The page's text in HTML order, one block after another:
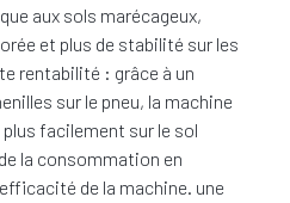
aux sols marécageux,
et plus de stabilité sur les
rentabilité : grâce à un
sur le pneu, la machine
facilement sur le sol
la consommation en
de la machine. une